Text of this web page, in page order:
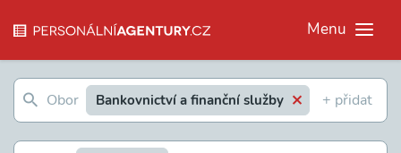
Menu
Bankovnictví a finanční služby